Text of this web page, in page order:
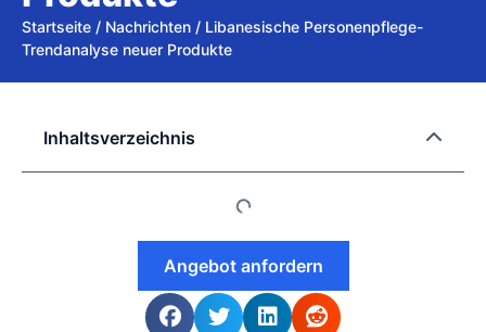
Startseite / Nachrichten / Libanesische Personenpflege-
Trendanalyse neuer Produkte
Inhaltsverzeichnis
Angebot anfordern